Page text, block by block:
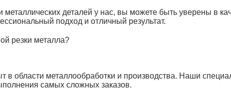
металлических деталей у нас, вы можете быть уверены в
подход и отличный результат.
резки металла?
в области металлообработки и производства. Наши
самых сложных заказов.